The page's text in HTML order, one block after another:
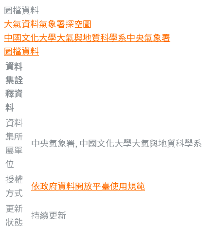
圖檔資料
大氣資料氣象署探空圖
中國文化大學大氣與地質科學系中央氣象署
圖檔資料
資料
集詮
釋資
料
資料
集所
屬單
位
中央氣象署, 中國文化大學大氣與地質科學系
授權
方式
依政府資料開放平臺使用規範
更新
狀態
持續更新